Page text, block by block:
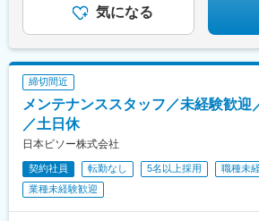
気になる
締切間近
メンテナンススタッフ／未経験歓迎
／土日休
日本ビソー株式会社
契約社員 転勤なし 5名以上採用
職種未
業種未経験歓迎